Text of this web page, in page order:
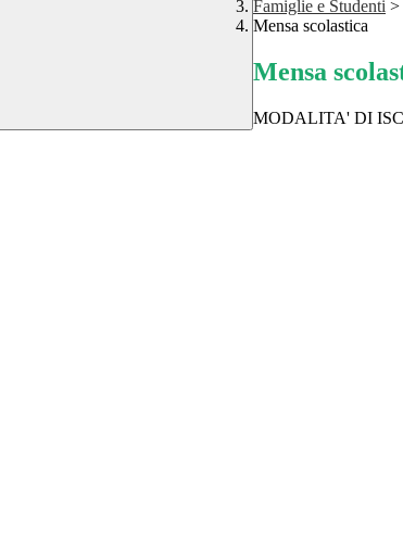
Famiglie e Studenti >
Mensa scolastica
Mensa
MODALITA' DI